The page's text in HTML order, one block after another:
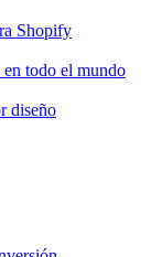
Shopify
en todo el mundo
diseño